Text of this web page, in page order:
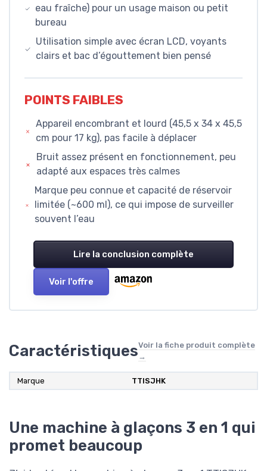
eau fraîche) pour un usage maison ou petit
bureau
Utilisation simple avec écran LCD, voyants
clairs et bac d’égouttement bien pensé
POINTS FAIBLES
Appareil encombrant et lourd (45,5 x 34 x 45,5
cm pour 17 kg), pas facile à déplacer
Bruit assez présent en fonctionnement, peu
adapté aux espaces très calmes
Marque peu connue et capacité de réservoir
limitée (~600 ml), ce qui impose de surveiller
souvent l’eau
Lire la conclusion complète
Voir l'offre
CaractéristiquesVoir la fiche produit complète
→
Marque TTISJHK
Une machine à glaçons 3 en 1 qui
promet beaucoup